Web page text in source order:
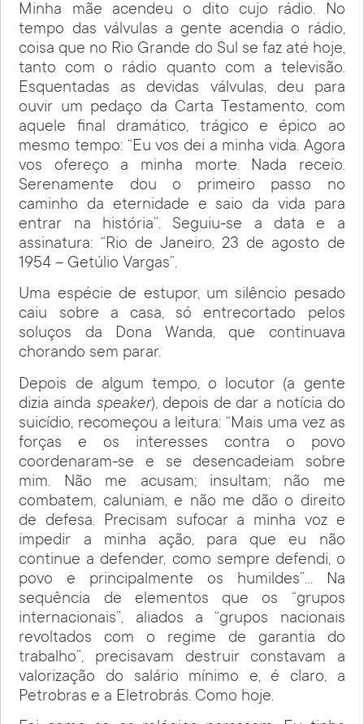
Minha mãe acendeu o dito cujo rádio. No
tempo das válvulas a gente acendia o rádio,
coisa que no Rio Grande do Sul se faz até hoje,
tanto com o rádio quanto com a televisão.
Esquentadas as devidas válvulas, deu para
ouvir um pedaço da Carta Testamento, com
aquele final dramático, trágico e épico ao
mesmo tempo: “Eu vos dei a minha vida. Agora
vos ofereço a minha morte. Nada receio.
Serenamente dou o primeiro passo no
caminho da eternidade e saio da vida para
entrar na história”. Seguiu-se a data e a
assinatura: “Rio de Janeiro, 23 de agosto de
1954 – Getúlio Vargas”.
Uma espécie de estupor, um silêncio pesado
caiu sobre a casa, só entrecortado pelos
soluços da Dona Wanda, que continuava
chorando sem parar.
Depois de algum tempo, o locutor (a gente
dizia ainda speaker), depois de dar a notícia do
suicídio, recomeçou a leitura: “Mais uma vez as
forças e os interesses contra o povo
coordenaram-se e se desencadeiam sobre
mim. Não me acusam; insultam; não me
combatem, caluniam, e não me dão o direito
de defesa. Precisam sufocar a minha voz e
impedir a minha ação, para que eu não
continue a defender, como sempre defendi, o
povo e principalmente os humildes”… Na
sequência de elementos que os “grupos
internacionais”, aliados a “grupos nacionais
revoltados com o regime de garantia do
trabalho”, precisavam destruir constavam a
valorização do salário mínimo e, é claro, a
Petrobras e a Eletrobrás. Como hoje.